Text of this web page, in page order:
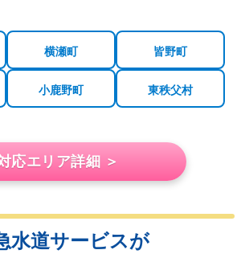
横瀬町 皆野町
小鹿野町 東秩父村
応エリア詳細 ＞
水道サービスが